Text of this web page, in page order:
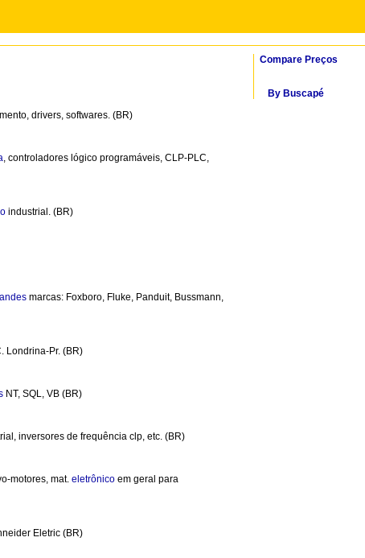
drivers, softwares. (BR)
, controladores lógico programáveis, CLP-PLC,
industrial. (BR)
marcas: Foxboro, Fluke, Panduit, Bussmann,
Londrina-Pr. (BR)
NT, SQL, VB (BR)
inversores de frequência clp, etc. (BR)
motores, mat. eletrônico em geral para
Eletric (BR)
Compare Preços
By Buscapé